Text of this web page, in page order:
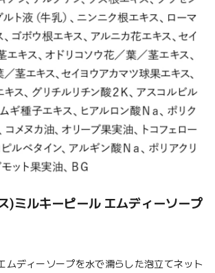
)ミルキーピール エムディーソープ
ムディーソープを水で濡らした泡立てネット